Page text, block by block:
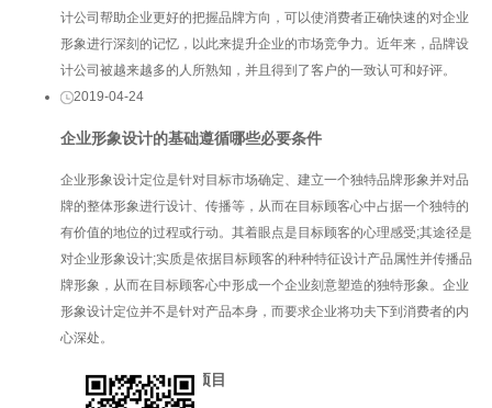
计公司帮助企业更好的把握品牌方向，可以使消费者正确快速的对企业
形象进行深刻的记忆，以此来提升企业的市场竞争力。近年来，品牌设
计公司被越来越多的人所熟知，并且得到了客户的一致认可和好评。
2019-04-24
企业形象设计的基础遵循哪些必要条件
企业形象设计定位是针对目标市场确定、建立一个独特品牌形象并对品
牌的整体形象进行设计、传播等，从而在目标顾客心中占据一个独特的
有价值的地位的过程或行动。其着眼点是目标顾客的心理感受;其途径是
对企业形象设计;实质是依据目标顾客的种种特征设计产品属性并传播品
牌形象，从而在目标顾客心中形成一个企业刻意塑造的独特形象。企业
形象设计定位并不是针对产品本身，而要求企业将功夫下到消费者的内
心深处。
服务项目